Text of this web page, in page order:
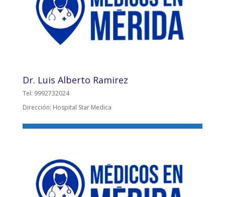
Dr. Luis Alberto Ramirez
Tel: 9992732024
Dirección: Hospital Star Medica